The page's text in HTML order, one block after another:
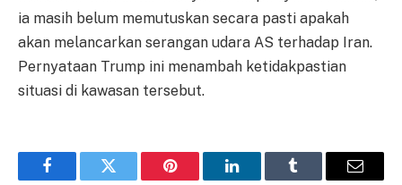
ia masih belum memutuskan secara pasti apakah
akan melancarkan serangan udara AS terhadap Iran.
Pernyataan Trump ini menambah ketidakpastian
situasi di kawasan tersebut.
FacebookTwitter Pinterest LinkedInTumblr Email